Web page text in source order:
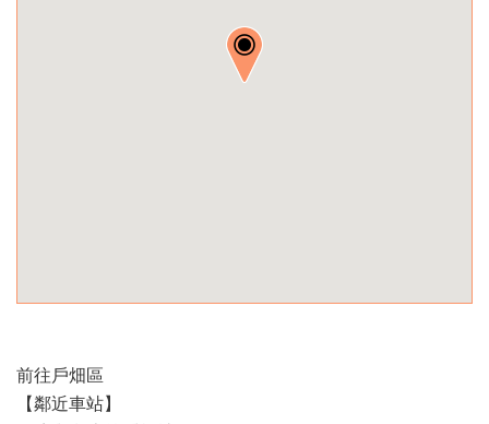
前往戶畑區
【鄰近車站】